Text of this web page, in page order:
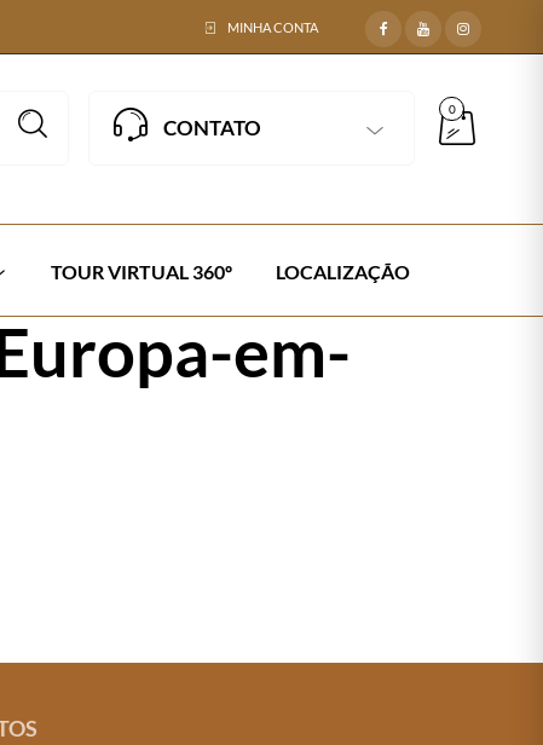
MINHA CONTA
CONTATO
0
TOUR VIRTUAL 360º LOCALIZAÇÃO
em-